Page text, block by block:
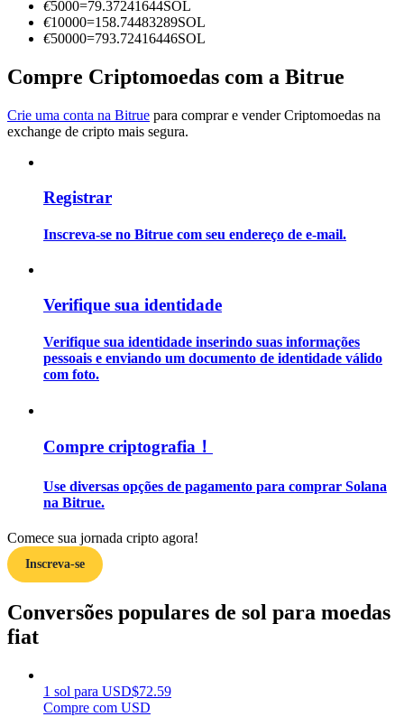
Análise de big data, incluindo informações comerciais, etc.
Guia para iniciantes em futuros
Estratégias de negociação
Aprenda como se manter lucrativo
€5000=79.37241644SOL
€10000=158.74483289SOL
€50000=793.72416446SOL
Compre Criptomoedas com a Bitrue
Crie uma conta na Bitrue para comprar e vender Criptomoedas na
exchange de cripto mais segura.
Registrar
Inscreva-se no Bitrue com seu endereço de e-mail.
Verifique sua identidade
Verifique sua identidade inserindo suas informações
pessoais e enviando um documento de identidade válido
com foto.
Compre criptografia！
Use diversas opções de pagamento para comprar Solana
na Bitrue.
Comece sua jornada cripto agora!
Inscreva-se
Conversões populares de sol para moedas
fiat
1 sol para USD$72.59
Compre com USD